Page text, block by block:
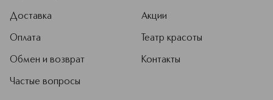
Доставка
Оплата
Обмен и возврат
Частые вопросы
Акции
Театр красоты
Контакты